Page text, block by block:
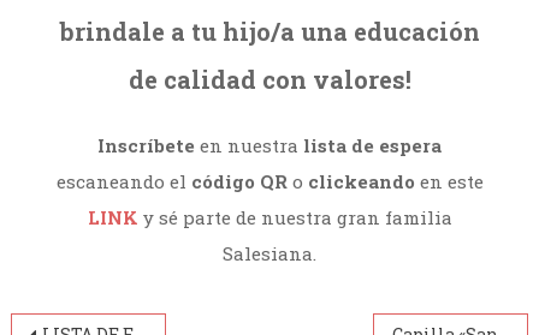
brindale a tu hijo/a una educación
de calidad con valores!
Inscríbete en nuestra lista de espera
escaneando el código QR o clickeando en este
LINK y sé parte de nuestra gran familia
Salesiana.